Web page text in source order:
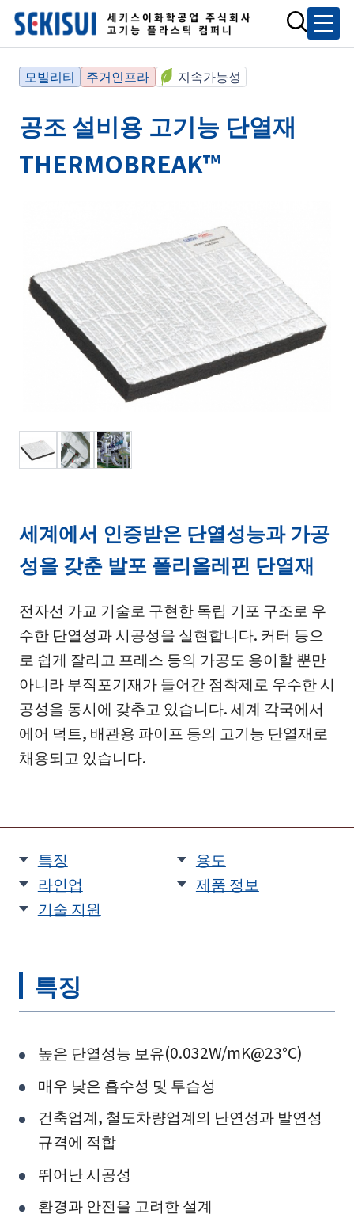
모빌리티 주거인프라 지속가능성
공조 설비용 고기능 단열재
THERMOBREAK™
세계에서 인증받은 단열성능과 가공
성을 갖춘 발포 폴리올레핀 단열재
전자선 가교 기술로 구현한 독립 기포 구조로 우
수한 단열성과 시공성을 실현합니다. 커터 등으
로 쉽게 잘리고 프레스 등의 가공도 용이할 뿐만
아니라 부직포기재가 들어간 점착제로 우수한 시
공성을 동시에 갖추고 있습니다. 세계 각국에서
에어 덕트, 배관용 파이프 등의 고기능 단열재로
채용되고 있습니다.
특징
용도
라인업
제품 정보
기술 지원
특징
높은 단열성능 보유(0.032W/mK@23℃)
매우 낮은 흡수성 및 투습성
건축업계, 철도차량업계의 난연성과 발연성
규격에 적합
뛰어난 시공성
환경과 안전을 고려한 설계